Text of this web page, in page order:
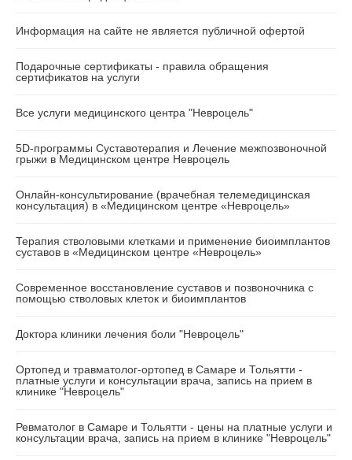
Информация на сайте не является публичной офертой
Подарочные сертификаты - правила обращения
сертификатов на услуги
Все услуги медицинского центра "Невроцель"
5D-программы Суставотерапия и Лечение межпозвоночной
грыжи в Медицинском центре Невроцель
Онлайн-консультирование (врачебная телемедицинская
консультация) в «Медицинском центре «Невроцель»
Терапия стволовыми клетками и применение биоимплантов
суставов в «Медицинском центре «Невроцель»
Современное восстановление суставов и позвоночника с
помощью стволовых клеток и биоимплантов
Доктора клиники лечения боли "Невроцель"
Ортопед и травматолог-ортопед в Самаре и Тольятти -
платные услуги и консультации врача, запись на прием в
клинике "Невроцель"
Ревматолог в Самаре и Тольятти - цены на платные услуги и
консультации врача, запись на прием в клинике "Невроцель"